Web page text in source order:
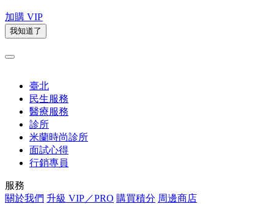
加購 VIP
我知道了
臺北
民生服務
醫療服務
診所
米蘭時尚診所
面試心得
行銷專員
服務
關於我們 升級 VIP／PRO 購買積分 周邊商店